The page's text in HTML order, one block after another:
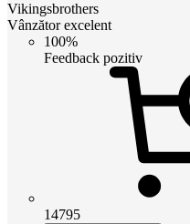
Vikingsbrothers
Vânzător excelent
100%
Feedback pozitiv
14795